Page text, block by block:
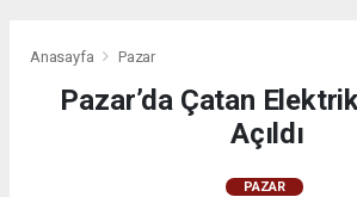
Anasayfa Pazar
Pazar’da Çatan
Açıldı
PAZAR